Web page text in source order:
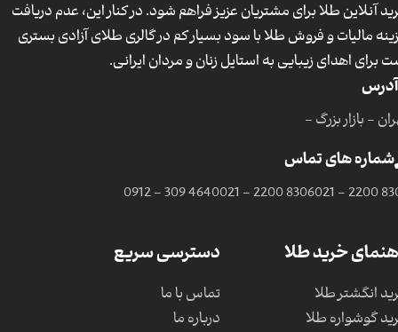
آنلاین طلا برای مشتریان عزیز فراهم شود. در کنار این، عدم دریافت
مالیات و فروش طلا با سود بسیار کم در گالری طلای آزادی بستری
برای اهدای زیبایی به استایل زنان و مردان ایرانی.
آدرس
- بازار بزرگ -
شماره های تماس
021 - 2200
021 - 2200 8306
0912 - 309 4640
خرید طلا
انگشتر طلا
گوشواره طلا
دسترسی سریع
تماس با ما
درباره ما